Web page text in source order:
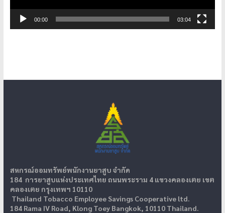
00:00 03:04
สหกรณ์ออมทรัพย์พนักงานยาสูบ จำกัด
184 การยาสูบแห่งประเทศไทย ถนนพระราม 4 แขวงคลองเตย เขต
คลองเตย กรุงเทพฯ 10110
Thailand Tobacco Employee Savings Cooperative ltd.
184 Rama IV Road, Klong Toey Bangkok, 10110 Thailand.